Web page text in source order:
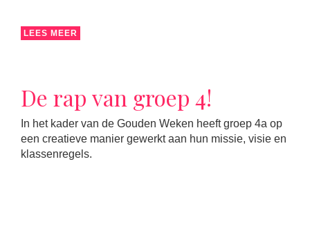
LEES MEER
De rap van groep 4!
In het kader van de Gouden Weken heeft groep 4a op
een creatieve manier gewerkt aan hun missie, visie en
klassenregels.